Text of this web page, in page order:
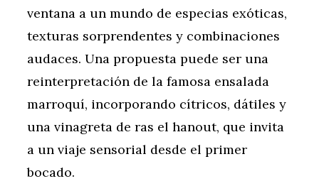
ventana a un mundo de especias exóticas,
texturas sorprendentes y combinaciones
audaces. Una propuesta puede ser una
reinterpretación de la famosa ensalada
marroquí, incorporando cítricos, dátiles y
una vinagreta de ras el hanout, que invita
a un viaje sensorial desde el primer
bocado.